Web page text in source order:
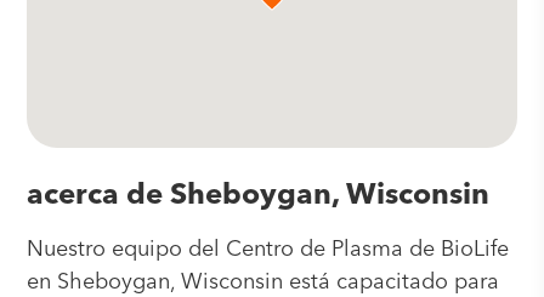
acerca de Sheboygan, Wisconsin
Nuestro equipo del Centro de Plasma de BioLife
en Sheboygan, Wisconsin está capacitado para